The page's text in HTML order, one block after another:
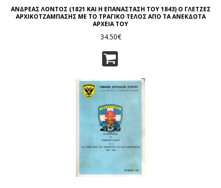
ΑΝΔΡΕΑΣ ΛΟΝΤΟΣ (1821 ΚΑΙ Η ΕΠΑΝΑΣΤΑΣΗ ΤΟΥ 1843) Ο ΓΛΕΤΖΕΣ
ΑΡΧΙΚΟΤΖΑΜΠΑΣΗΣ ΜΕ ΤΟ ΤΡΑΓΙΚΟ ΤΕΛΟΣ ΑΠΟ ΤΑ ΑΝΕΚΔΟΤΑ
ΑΡΧΕΙΑ ΤΟΥ
34.50€